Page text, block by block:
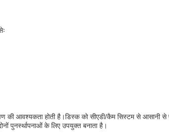
की आवश्यकता होती है।डिस्क को सीएडी/कैम सिस्टम से आसानी
पुनर्स्थापनाओं के लिए उपयुक्त बनाता है।